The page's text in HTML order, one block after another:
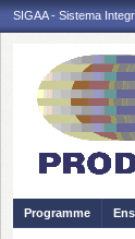
SIGAA - Sistema
Programme